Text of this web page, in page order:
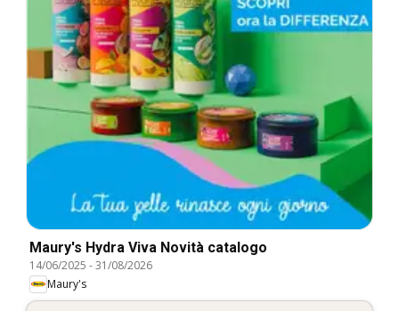
Maury's Hydra Viva Novità catalogo
14/06/2025 -31/08/2026
Maury's